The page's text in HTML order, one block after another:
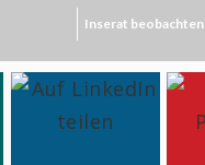
Inserat beobachten